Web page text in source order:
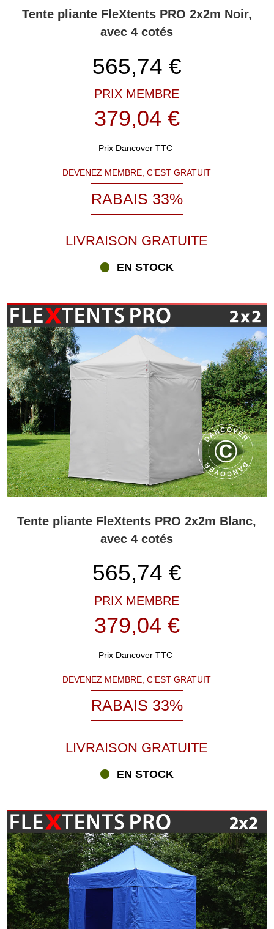
Tente pliante FleXtents PRO 2x2m Noir,
avec 4 cotés
565,74 €
PRIX MEMBRE
379,04 €
Prix Dancover TTC
DEVENEZ MEMBRE, C’EST GRATUIT
RABAIS 33%
LIVRAISON GRATUITE
EN STOCK
Tente pliante FleXtents PRO 2x2m Blanc,
avec 4 cotés
565,74 €
PRIX MEMBRE
379,04 €
Prix Dancover TTC
DEVENEZ MEMBRE, C’EST GRATUIT
RABAIS 33%
LIVRAISON GRATUITE
EN STOCK